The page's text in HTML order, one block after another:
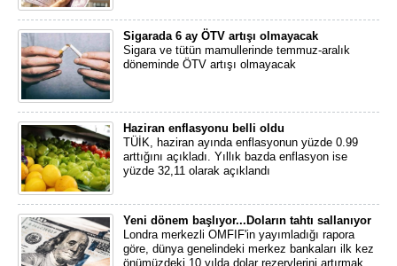
Sigarada 6 ay ÖTV artışı olmayacak
Sigara ve tütün mamullerinde temmuz-aralık
döneminde ÖTV artışı olmayacak
Haziran enflasyonu belli oldu
TÜİK, haziran ayında enflasyonun yüzde 0.99
arttığını açıkladı. Yıllık bazda enflasyon ise
yüzde 32,11 olarak açıklandı
Yeni dönem başlıyor...Doların tahtı sallanıyor
Londra merkezli OMFIF'in yayımladığı rapora
göre, dünya genelindeki merkez bankaları ilk kez
önümüzdeki 10 yılda dolar rezervlerini artırmak